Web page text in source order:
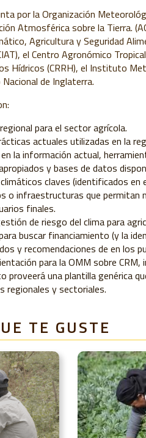
por laOrganización
Atmosférica sobre la Tierra.
Agricultura y Seguridad
el Centro Agronómico
Hídricos (CRRH), el Instituto
de Inglaterra.
para el sector agrícola.
actuales utilizadas en la
la información actual,
y bases de datos
claves (identificados en
o infraestructuras que permitan
finales.
de riesgo del clima para
buscar financiamiento (y la
y recomendaciones de en los
para la OMM sobre CRM,
proveerá una plantilla genérica
regionales y sectoriales.
TE GUSTE